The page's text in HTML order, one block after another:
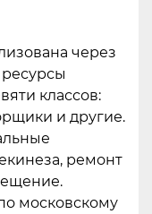
через
классов:
и другие.
ремонт
московскому